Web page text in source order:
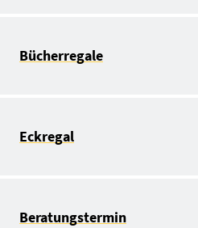
Bücherregale
Eckregal
Beratungstermin